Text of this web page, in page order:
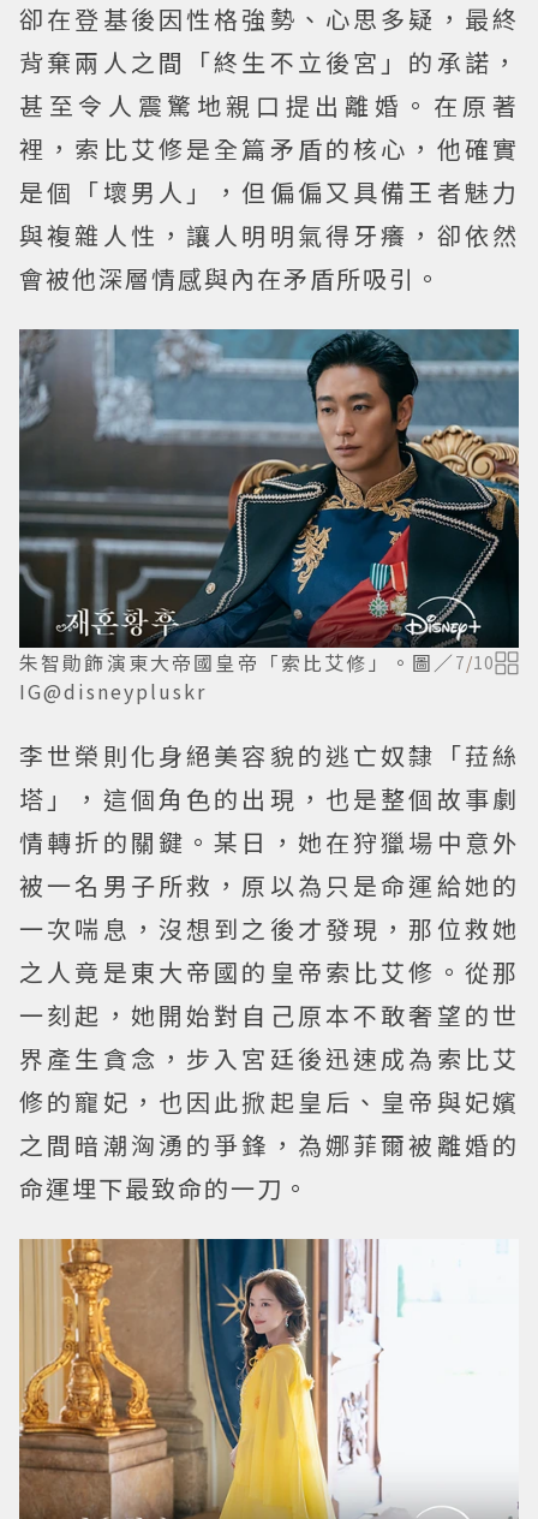
卻在登基後因性格強勢、心思多疑，最終
背棄兩人之間「終生不立後宮」的承諾，
甚至令人震驚地親口提出離婚。在原著
裡，索比艾修是全篇矛盾的核心，他確實
是個「壞男人」，但偏偏又具備王者魅力
與複雜人性，讓人明明氣得牙癢，卻依然
會被他深層情感與內在矛盾所吸引。
朱智勛飾演東大帝國皇帝「索比艾修」。圖／
IG@disneypluskr
7/10
李世榮則化身絕美容貌的逃亡奴隸「菈絲
塔」，這個角色的出現，也是整個故事劇
情轉折的關鍵。某日，她在狩獵場中意外
被一名男子所救，原以為只是命運給她的
一次喘息，沒想到之後才發現，那位救她
之人竟是東大帝國的皇帝索比艾修。從那
一刻起，她開始對自己原本不敢奢望的世
界產生貪念，步入宮廷後迅速成為索比艾
修的寵妃，也因此掀起皇后、皇帝與妃嬪
之間暗潮洶湧的爭鋒，為娜菲爾被離婚的
命運埋下最致命的一刀。